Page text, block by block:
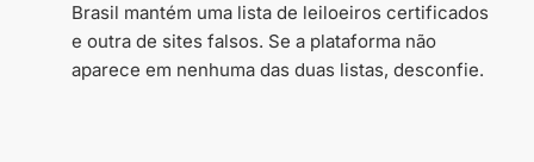
Brasil mantém uma lista de leiloeiros certificados
e outra de sites falsos. Se a plataforma não
aparece em nenhuma das duas listas, desconfie.